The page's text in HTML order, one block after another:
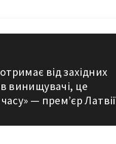
від західних
винищувачі, це
— прем’єр Латвії